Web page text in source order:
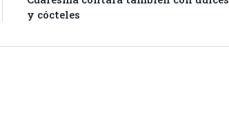
y cócteles